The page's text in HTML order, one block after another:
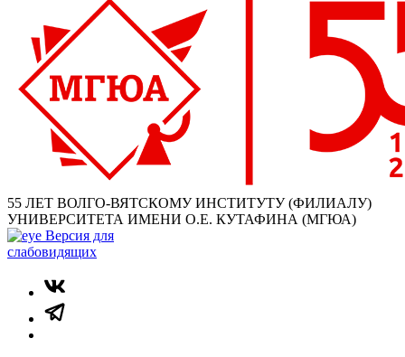
55 ЛЕТ ВОЛГО-ВЯТСКОМУ ИНСТИТУТУ (ФИЛИАЛУ)
УНИВЕРСИТЕТА ИМЕНИ О.Е. КУТАФИНА (МГЮА)
Версия для
слабовидящих